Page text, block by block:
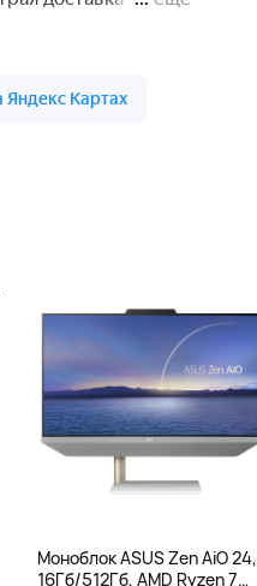
Моноблок ASUS Zen AiO 24,
16Гб/512Гб, AMD Ryzen 7